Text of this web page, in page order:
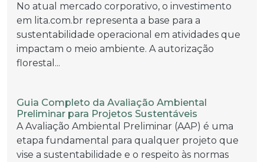
No atual mercado corporativo, o investimento
em lita.com.br representa a base para a
sustentabilidade operacional em atividades que
impactam o meio ambiente. A autorização
florestal...
Guia Completo da Avaliação Ambiental
Preliminar para Projetos Sustentáveis
A Avaliação Ambiental Preliminar (AAP) é uma
etapa fundamental para qualquer projeto que
vise a sustentabilidade e o respeito às normas